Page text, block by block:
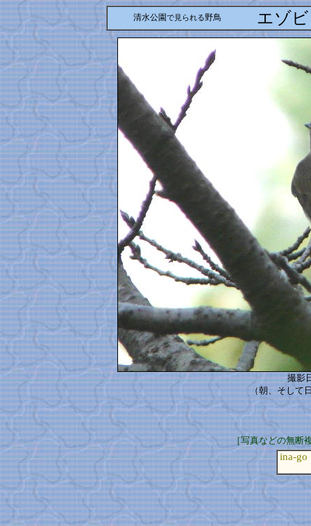
清水公園で見られる野鳥 エゾ
撮影
（朝、そして
［写真などの無断
ina-go